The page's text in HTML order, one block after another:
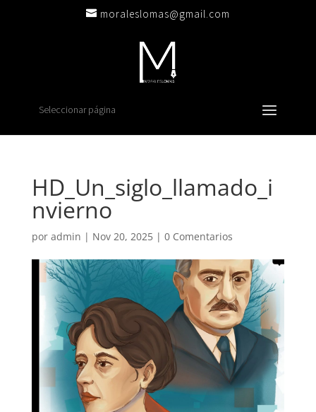
moraleslomas@gmail.com
Seleccionar página
HD_Un_siglo_llamado_i
nvierno
por admin | Nov 20, 2025| 0 Comentarios